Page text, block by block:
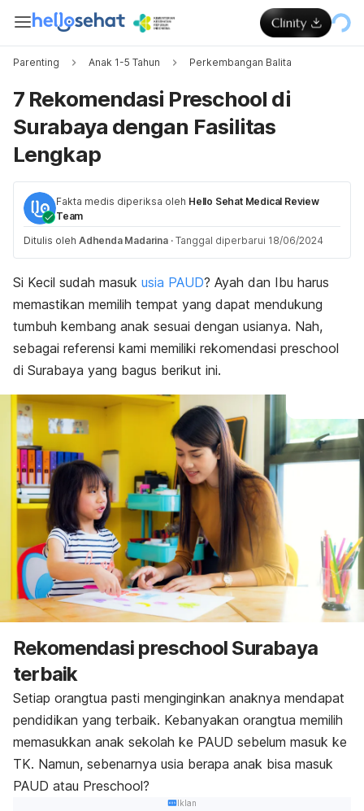
Parenting Anak 1-5 Tahun Perkembangan Balita
7 Rekomendasi Preschool di
Surabaya dengan Fasilitas
Lengkap
Fakta medis diperiksa oleh Hello Sehat Medical Review
Team
Ditulis oleh Adhenda Madarina · Tanggal diperbarui 18/06/2024
Si Kecil sudah masuk usia PAUD? Ayah dan Ibu harus
memastikan memilih tempat yang dapat mendukung
tumbuh kembang anak sesuai dengan usianya. Nah,
sebagai referensi kami memiliki rekomendasi preschool
di Surabaya yang bagus berikut ini.
Rekomendasi preschool Surabaya
terbaik
Setiap orangtua pasti menginginkan anaknya mendapat
pendidikan yang terbaik. Kebanyakan orangtua memilih
memasukkan anak sekolah ke PAUD sebelum masuk ke
TK. Namun, sebenarnya usia berapa anak bisa masuk
PAUD atau Preschool?
Iklan